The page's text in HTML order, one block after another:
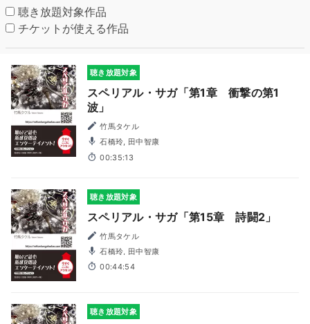
聴き放題対象作品
チケットが使える作品
聴き放題対象
スペリアル・サガ「第1章 衝撃の第1
波」
竹馬タケル
石橋玲, 田中智康
00:35:13
聴き放題対象
スペリアル・サガ「第15章 詩闘2」
竹馬タケル
石橋玲, 田中智康
00:44:54
聴き放題対象